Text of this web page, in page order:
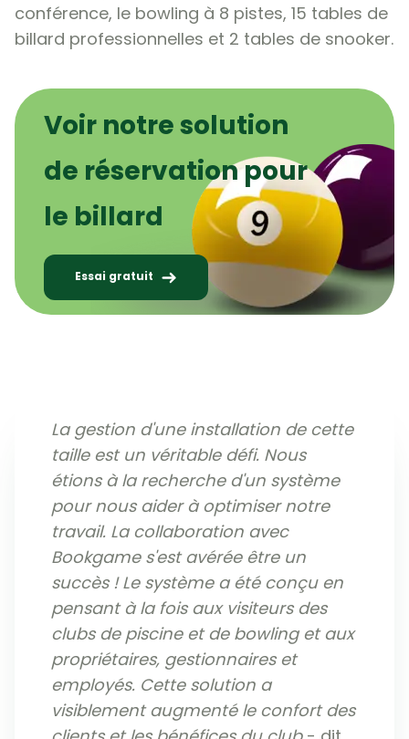
Voir notre solution
de réservation pour
le billard
Essai gratuit
conférence, le bowling à 8 pistes, 15 tables de
billard professionnelles et 2 tables de snooker.
La gestion d'une installation de cette
taille est un véritable défi. Nous
étions à la recherche d'un système
pour nous aider à optimiser notre
travail. La collaboration avec
Bookgame s'est avérée être un
succès ! Le système a été conçu en
pensant à la fois aux visiteurs des
clubs de piscine et de bowling et aux
propriétaires, gestionnaires et
employés. Cette solution a
visiblement augmenté le confort des